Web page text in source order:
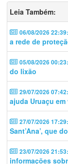
Leia Também:
06/08/2026
a rede de
05/08/2026
do lixão
29/07/2026
ajuda Uruaçu
27/07/2026
Sant’Ana’, que
23/07/2026
informações